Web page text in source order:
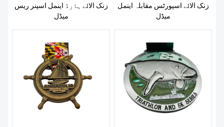
خبریں
زنک الائے ہارڈ اینمل اسپنر ریس
میڈل
زنک الائے اسپورٹس مقابلہ اینمل
میڈل